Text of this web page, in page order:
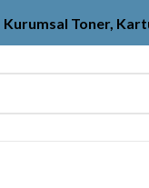
Kurumsal Toner,